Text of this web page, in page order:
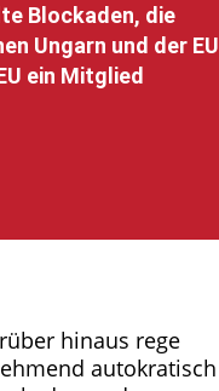
Blockaden, die
Ungarn und der EU
ein Mitglied
hinaus rege
autokratisch